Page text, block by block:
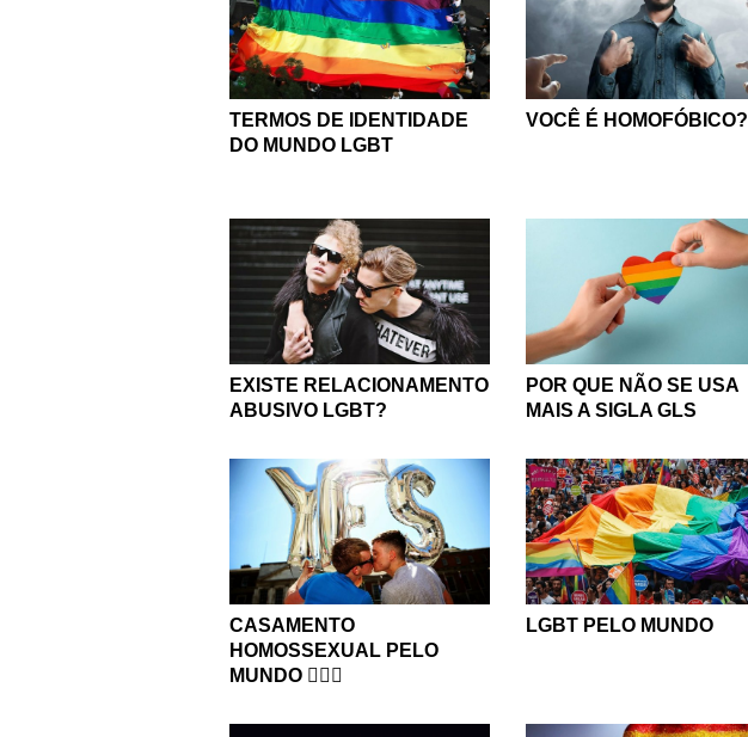
TERMOS DE IDENTIDADE
DO MUNDO LGBT
VOCÊ É HOMOFÓBICO?
EXISTE RELACIONAMENTO
ABUSIVO LGBT?
POR QUE NÃO SE USA
MAIS A SIGLA GLS
CASAMENTO
HOMOSSEXUAL PELO
MUNDO 🏳‍🌈🌈
LGBT PELO MUNDO